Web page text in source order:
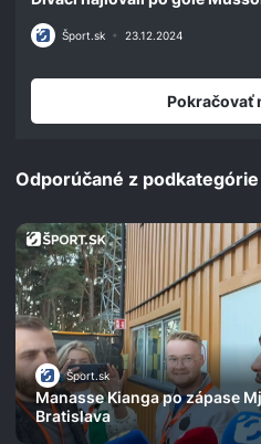
20
seconds
Šport.sk • 23.12.2024
Pokračovať
Odporúčané z podkategórie
Šport.sk
Manasse Kianga po zápase
Bratislava